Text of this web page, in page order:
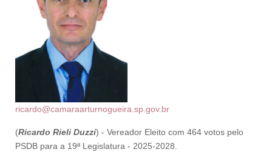
ricardo@camaraarturnogueira.sp.gov.br
(Ricardo Rieli Duzzi) - Vereador Eleito com 464 votos pelo
PSDB para a 19ª Legislatura - 2025-2028.